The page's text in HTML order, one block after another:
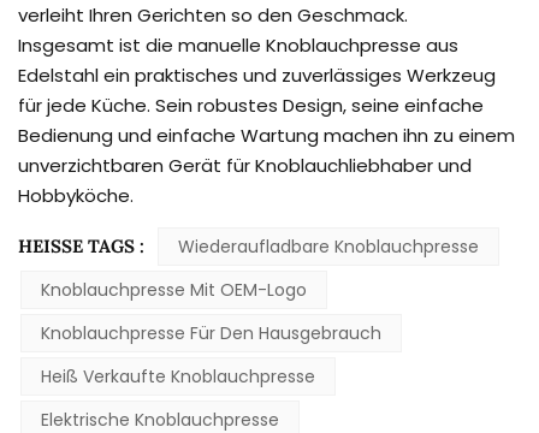
verleiht Ihren Gerichten so den Geschmack.
Insgesamt ist die manuelle Knoblauchpresse aus
Edelstahl ein praktisches und zuverlässiges Werkzeug
für jede Küche. Sein robustes Design, seine einfache
Bedienung und einfache Wartung machen ihn zu einem
unverzichtbaren Gerät für Knoblauchliebhaber und
Hobbyköche.
HEISSE TAGS :
Wiederaufladbare Knoblauchpresse
Knoblauchpresse Mit OEM-Logo
Knoblauchpresse Für Den Hausgebrauch
Heiß Verkaufte Knoblauchpresse
Elektrische Knoblauchpresse